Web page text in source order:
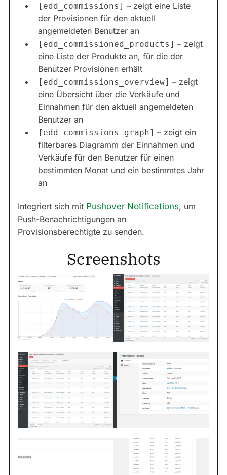
[edd_commissions] – zeigt eine Liste
der Provisionen für den aktuell
angemeldeten Benutzer an
[edd_commissioned_products] – zeigt
eine Liste der Produkte an, für die der
Benutzer Provisionen erhält
[edd_commissions_overview] – zeigt
eine Übersicht über die Verkäufe und
Einnahmen für den aktuell angemeldeten
Benutzer an
[edd_commissions_graph] – zeigt ein
filterbares Diagramm der Einnahmen und
Verkäufe für den Benutzer für einen
bestimmten Monat und ein bestimmtes Jahr
an
Integriert sich mit Pushover Notifications, um
Push-Benachrichtigungen an
Provisionsberechtigte zu senden.
Screenshots